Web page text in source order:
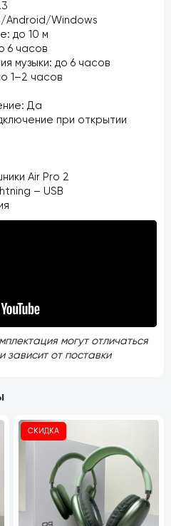
Android/Windows
до 10 м
6 часов
музыки: до 6 часов
1–2 часов
Да
при открытии
Air Pro 2
– USB
могут отличаться
зависит от поставки
СКИДКА